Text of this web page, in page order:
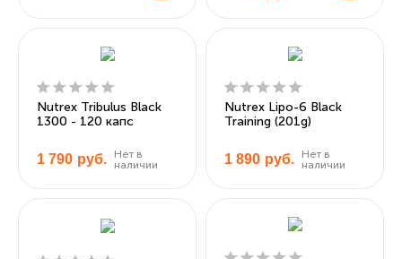
Nutrex Tribulus Black
1300 - 120 капс
1 790 руб.
Нет в
наличии
Nutrex Lipo-6 Black
Training (201g)
1 890 руб.
Нет в
наличии